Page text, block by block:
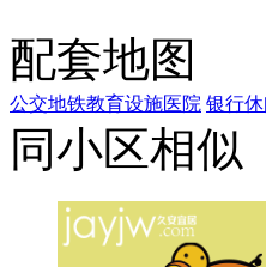
配套地图
公交地铁教育设施医院 银行
同小区相似